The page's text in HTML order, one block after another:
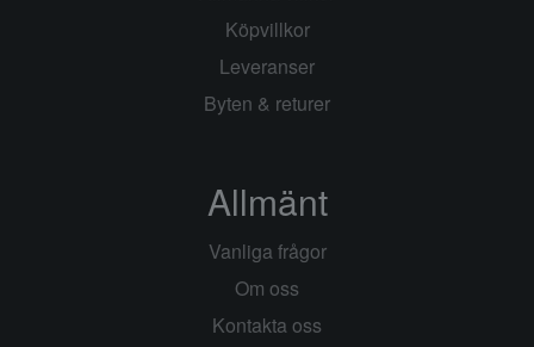
Köpvillkor
Leveranser
Byten & returer
Allmänt
Vanliga frågor
Om oss
Kontakta oss